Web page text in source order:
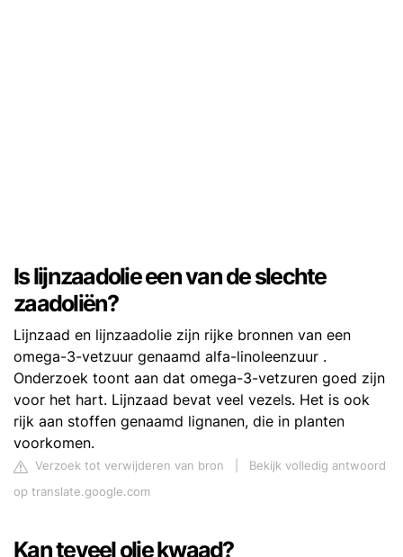
Is lijnzaadolie een van de slechte
zaadoliën?
Lijnzaad en lijnzaadolie zijn rijke bronnen van een
omega-3-vetzuur genaamd alfa-linoleenzuur .
Onderzoek toont aan dat omega-3-vetzuren goed zijn
voor het hart. Lijnzaad bevat veel vezels. Het is ook
rijk aan stoffen genaamd lignanen, die in planten
voorkomen.
Verzoek tot verwijderen van bron
Bekijk volledig antwoord
op translate.google.com
Kan teveel olie kwaad?